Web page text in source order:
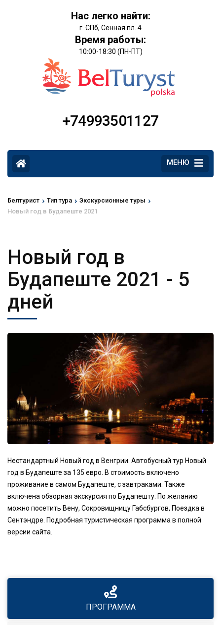
Нас легко найти:
г. СПб, Сенная пл. 4
Время работы:
10:00-18:30 (ПН-ПТ)
+74993501127
МЕНЮ
Белтурист › Тип тура › Экскурсионные туры ›
Новый год в Будапеште 2021
Новый год в
Будапеште 2021 - 5
дней
Нестандартный Новый год в Венгрии. Автобусный тур Новый
год в Будапеште за 135 евро. В стоимость включено
проживание в самом Будапеште, с завтраками. Также
включена обзорная экскурсия по Будапешту. По желанию
можно посетить Вену, Сокровищницу Габсбургов, Поездка в
Сентэндре. Подробная туристическая программа в полной
версии сайта.
ПРОГРАММА